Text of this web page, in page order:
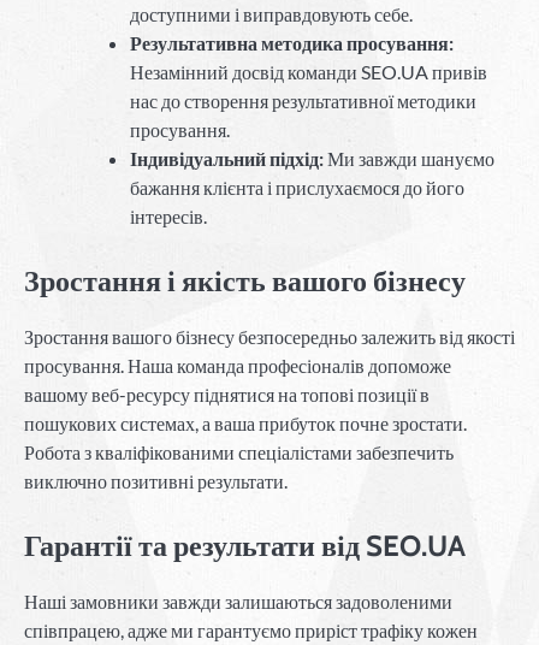
доступними і виправдовують себе.
Результативна методика просування:
Незамінний досвід команди SEO.UA привів
нас до створення результативної методики
просування.
Індивідуальний підхід:Ми завжди шануємо
бажання клієнта і прислухаємося до його
інтересів.
Зростання і якість вашого бізнесу
Зростання вашого бізнесу безпосередньо залежить від якості
просування. Наша команда професіоналів допоможе
вашому веб-ресурсу піднятися на топові позиції в
пошукових системах, а ваша прибуток почне зростати.
Робота з кваліфікованими спеціалістами забезпечить
виключно позитивні результати.
Гарантії та результати від SEO.UA
Наші замовники завжди залишаються задоволеними
співпрацею, адже ми гарантуємо приріст трафіку кожен